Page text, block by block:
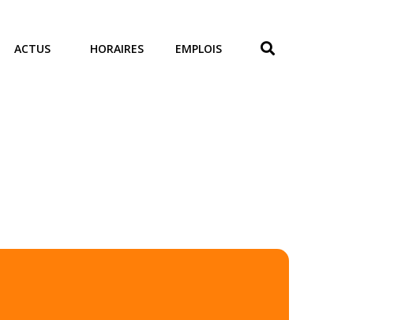
ACTUS HORAIRES EMPLOIS